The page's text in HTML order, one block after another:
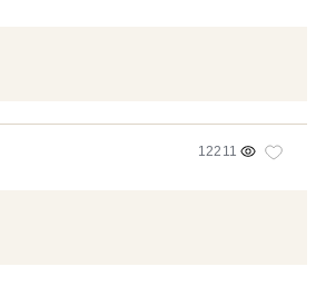
12211